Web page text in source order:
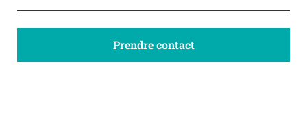
Prendre contact